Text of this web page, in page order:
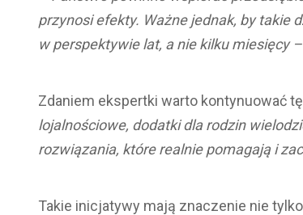
przynosi efekty. Ważne jednak, by takie
w perspektywie lat, a nie kilku miesięcy –
Zdaniem ekspertki warto kontynuować
lojalnościowe, dodatki dla rodzin
rozwiązania, które realnie pomagają i
Takie inicjatywy mają znaczenie nie